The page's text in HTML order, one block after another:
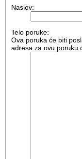
Naslov:
Telo poruke:
Ova poruka će biti
adresa za ovu poruku